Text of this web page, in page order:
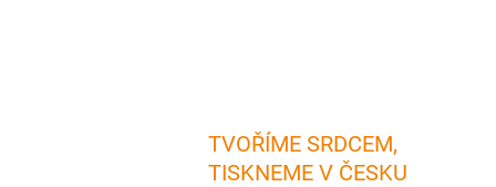
TVOŘÍME SRDCEM,
TISKNEME V ČESKU